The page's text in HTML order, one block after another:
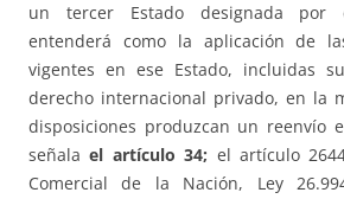
un tercer Estado designada por
entenderá como la aplicación de
vigentes en ese Estado, incluidas
derecho internacional privado, en la
disposiciones produzcan un reenvío
señala el artículo 34; el artículo
Comercial de la Nación, Ley